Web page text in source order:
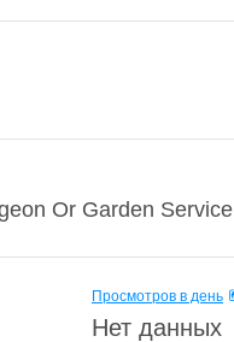
Or Garden
Просмотров в день
Нет данных